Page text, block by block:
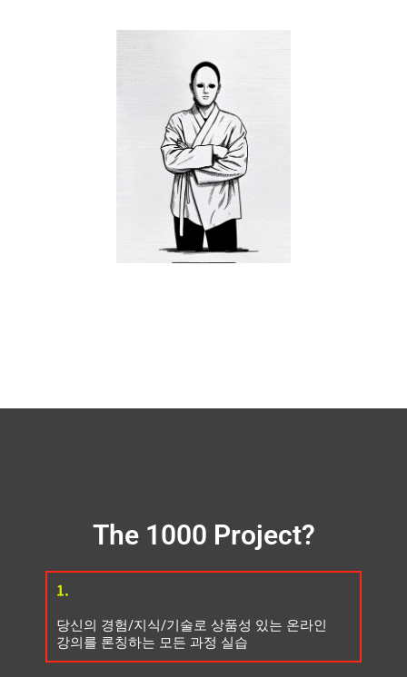
The 1000 Project?
1.
당신의 경험/지식/기술로 상품성 있는 온라인
강의를 론칭하는 모든 과정 실습